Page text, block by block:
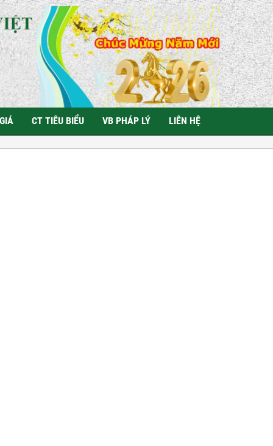
CT TIÊU BIỂU VB PHÁP LÝ LIÊN HỆ